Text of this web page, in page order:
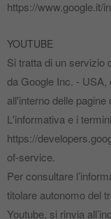
https://www.google.it/
YOUTUBE
Si tratta di un servizio
da Google Inc. ‐
all'interno delle pagine
L'informativa e i
https://
of‐service.
Per consultare
titolare autonomo del
Youtube, si rinvia